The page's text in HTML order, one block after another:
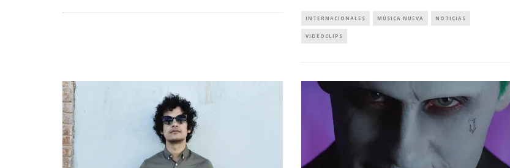
INTERNACIONALES MÚSICA NUEVA NOTICIAS
VIDEOCLIPS